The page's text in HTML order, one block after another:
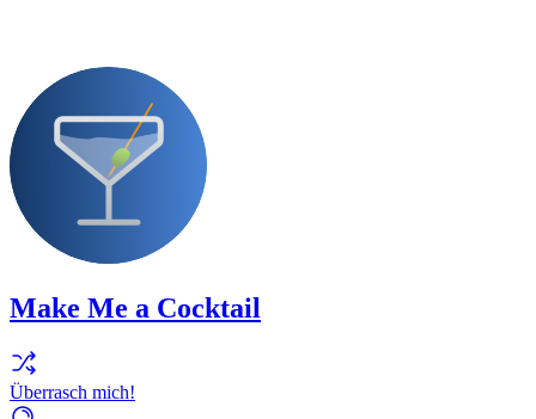
Make Me a Cocktail
Überrasch mich!